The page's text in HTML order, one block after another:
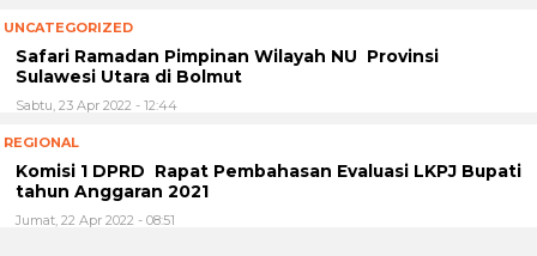
UNCATEGORIZED
Safari Ramadan Pimpinan Wilayah NU Provinsi
Sulawesi Utara di Bolmut
Sabtu, 23 Apr 2022 - 12:44
REGIONAL
Komisi 1 DPRD Rapat Pembahasan Evaluasi LKPJ Bupati
tahun Anggaran 2021
Jumat, 22 Apr 2022 - 08:51